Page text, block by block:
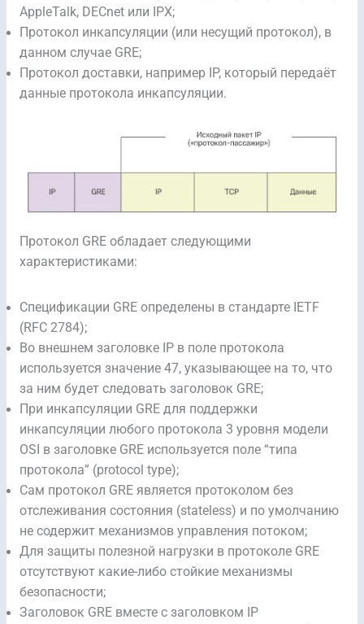
AppleTalk, DECnet или IPX;
Протокол инкапсуляции (или несущий протокол), в
данном случае GRE;
Протокол доставки, например IP, который передаёт
данные протокола инкапсуляции.
Протокол GRE обладает следующими
характеристиками:
Спецификации GRE определены в стандарте IETF
(RFC 2784);
Во внешнем заголовке IP в поле протокола
используется значение 47, указывающее на то, что
за ним будет следовать заголовок GRE;
При инкапсуляции GRE для поддержки
инкапсуляции любого протокола 3 уровня модели
OSI в заголовке GRE используется поле “типа
протокола” (protocol type);
Сам протокол GRE является протоколом без
отслеживания состояния (stateless) и по умолчанию
не содержит механизмов управления потоком;
Для защиты полезной нагрузки в протоколе GRE
отсутствуют какие-либо стойкие механизмы
безопасности;
Заголовок GRE вместе с заголовком IP